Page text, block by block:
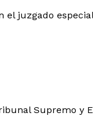
juzgado
Supremo